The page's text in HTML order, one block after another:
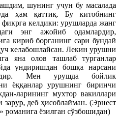
шунинг учун бу масалада
ҳам қаттиқ. Бу китобнинг
келдики: урушларда жанг
энг ажойиб одамлардир,
кириб борганинг сари бундай
келабошлайсан. Лекин урушни
яна олов ташлаб турганлар
ундиришдан бошқа нарсани
Мен урушда бойлик
ёққанлар урушнинг биринчи
ларининг мухтор вакиллари
деб ҳисоблайман. (Эрнест
ёзилган сўзбошидан)